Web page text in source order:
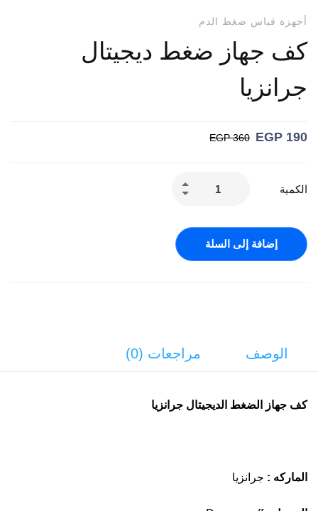
أجهزة قياس ضغط الدم
كف جهاز ضغط ديجيتال
جرانزيا
EGP 190
EGP360
الكمية
إضافة إلى السلة
الوصف مراجعات (0)
كف جهاز الضغط الديجيتال جرانزيا
الماركه : جرانزيا